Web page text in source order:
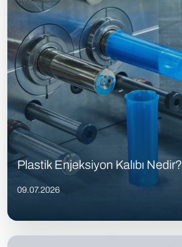
Plastik Enjeksiyon Kalıbı Nedir?
09.07.2026